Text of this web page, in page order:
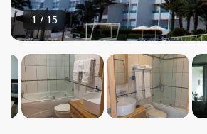
1 / 15